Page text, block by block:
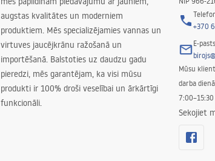
augstas kvalitātes un moderniem
produktiem. Mēs specializējamies vannas un
virtuves jaucējkrānu ražošanā un
importēšanā. Balstoties uz daudzu gadu
pieredzi, mēs garantējam, ka visi mūsu
produkti ir 100% droši veselībai un ārkārtīgi
funkcionāli.
+370
E-pasts
Mūsu
darba
7:00–15:30
Sekojiet